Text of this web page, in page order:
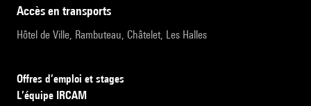
accès en transports
Hôtel de Ville, Rambuteau, Châtelet, Les Halles
Offres d’emploi et stages
L’équipe IRCAM